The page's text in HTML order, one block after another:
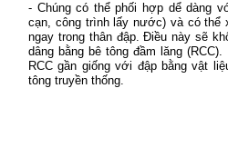
- Chúng có thể phối hợp dể dàng
cạn, công trình lấy nước) và có thể
ngay trong thân đập. Điều này sẽ
dâng bằng bê tông đầm lăng
RCC gần giống với đập bằng vật
tông truyền thống.